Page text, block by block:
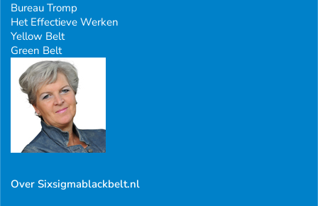
Bureau Tromp
Het Effectieve Werken
Yellow Belt
Green Belt
Over Sixsigmablackbelt.nl